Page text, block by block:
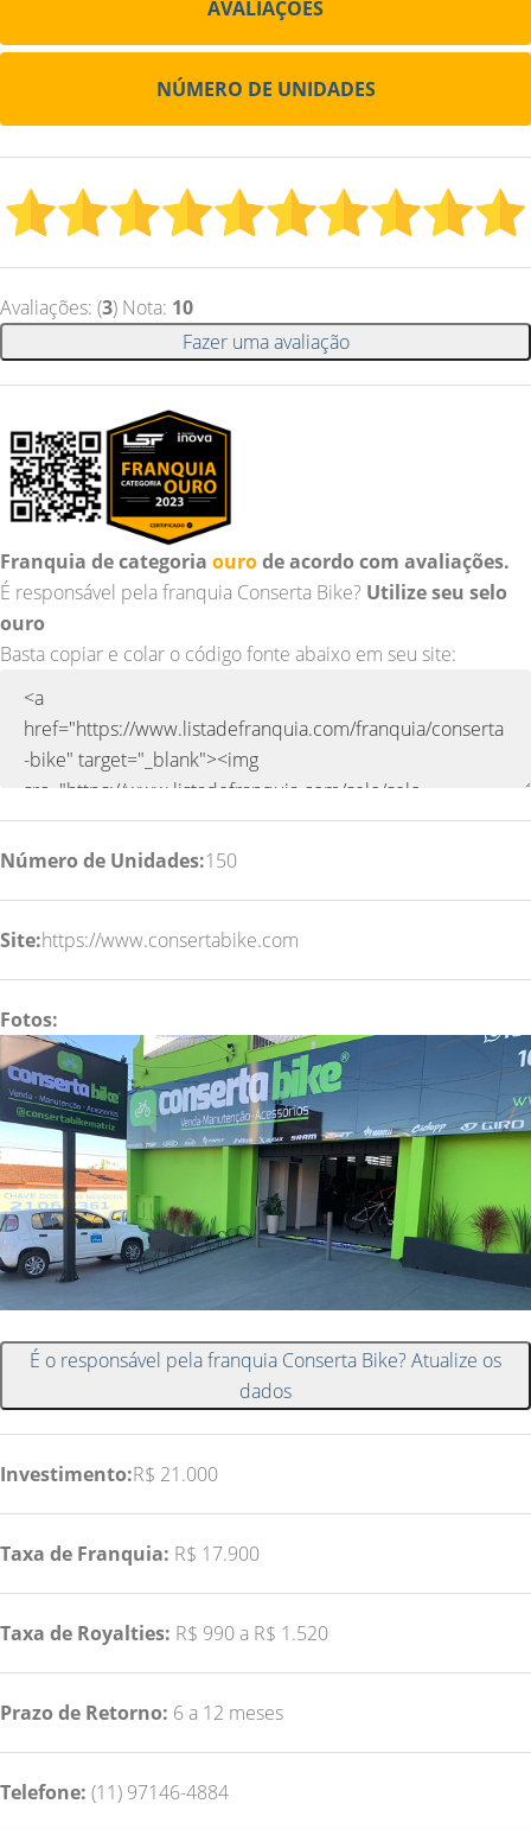
AVALIAÇÕES
NÚMERO DE UNIDADES
Avaliações: (3) Nota: 10
Fazer uma avaliação
Franquia de categoria ourode acordo com avaliações.
É responsável pela franquia Conserta Bike? Utilize seu selo
ouro
Basta copiar e colar o código fonte abaixo em seu site:
Número de Unidades:150
Site:https://www.consertabike.com
Fotos:
É o responsável pela franquia Conserta Bike? Atualize os
dados
Investimento:R$ 21.000
Taxa de Franquia: R$ 17.900
Taxa de Royalties: R$ 990 a R$ 1.520
Prazo de Retorno: 6 a 12 meses
Telefone: (11) 97146-4884